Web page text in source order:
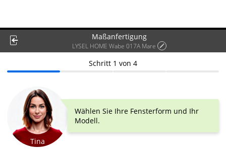
Maßanfertigung
LYSEL HOME Wabe 017A Mare
Schritt 1 von 4
Tina
Wählen Sie Ihre Fensterform und Ihr
Modell.